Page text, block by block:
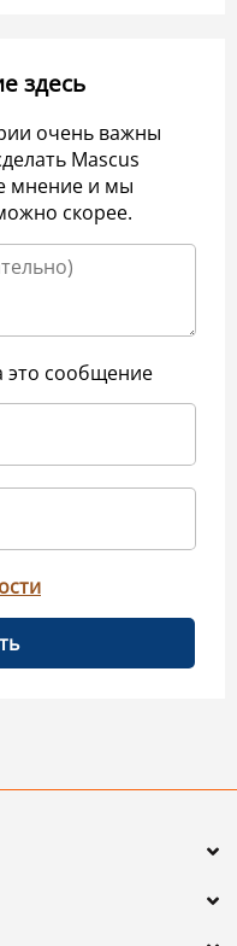
здесь
очень важны
Mascus
мнение и мы
скорее.
это сообщение